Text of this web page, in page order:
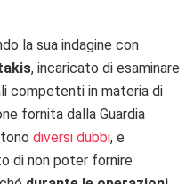
la sua indagine con
, incaricato di esaminare
competenti in materia di
fornita dalla Guardia
diversi dubbi, e
di non poter fornire